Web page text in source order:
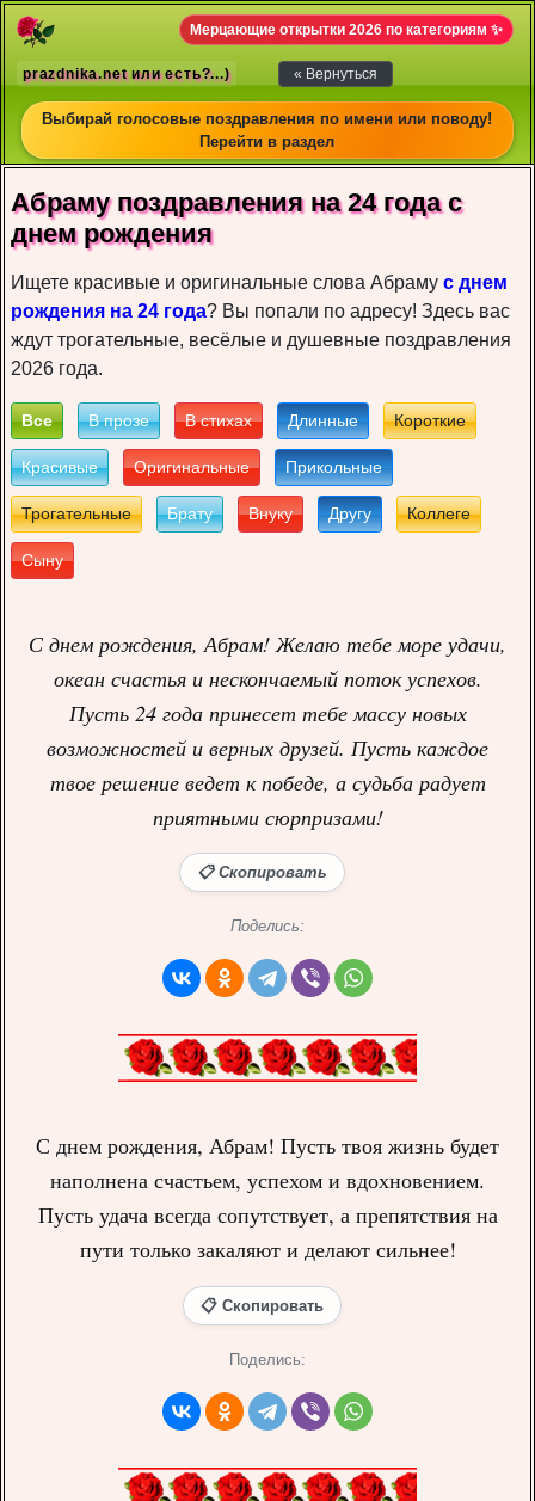
Мерцающие открытки 2026 по категориям ✨
prazdnika.net или есть?...) « Вернуться
Выбирай голосовые поздравления по имени или поводу!
Перейти в раздел
Абраму пoздрaвлeния на 24 года c
днeм рoждeния
Ищете красивые и оригинальные слова Абраму с днем
рождения на 24 года? Вы попали по адресу! Здесь вас
ждут трогательные, весёлые и душевные поздравления
2026 года.
Все В прозе В стихах Длинные Короткие
Красивые Оригинальные Прикольные
Трогательные Брату Внуку Другу Коллеге
Сыну
С днем рождения, Абрам! Желаю тебе море удачи,
океан счастья и нескончаемый поток успехов.
Пусть 24 года принесет тебе массу новых
возможностей и верных друзей. Пусть каждое
твое решение ведет к победе, а судьба радует
приятными сюрпризами!
📋 Скопировать
Поделись:
С днем рождения, Абрам! Пусть твоя жизнь будет
наполнена счастьем, успехом и вдохновением.
Пусть удача всегда сопутствует, а препятствия на
пути только закаляют и делают сильнее!
📋 Скопировать
Поделись: